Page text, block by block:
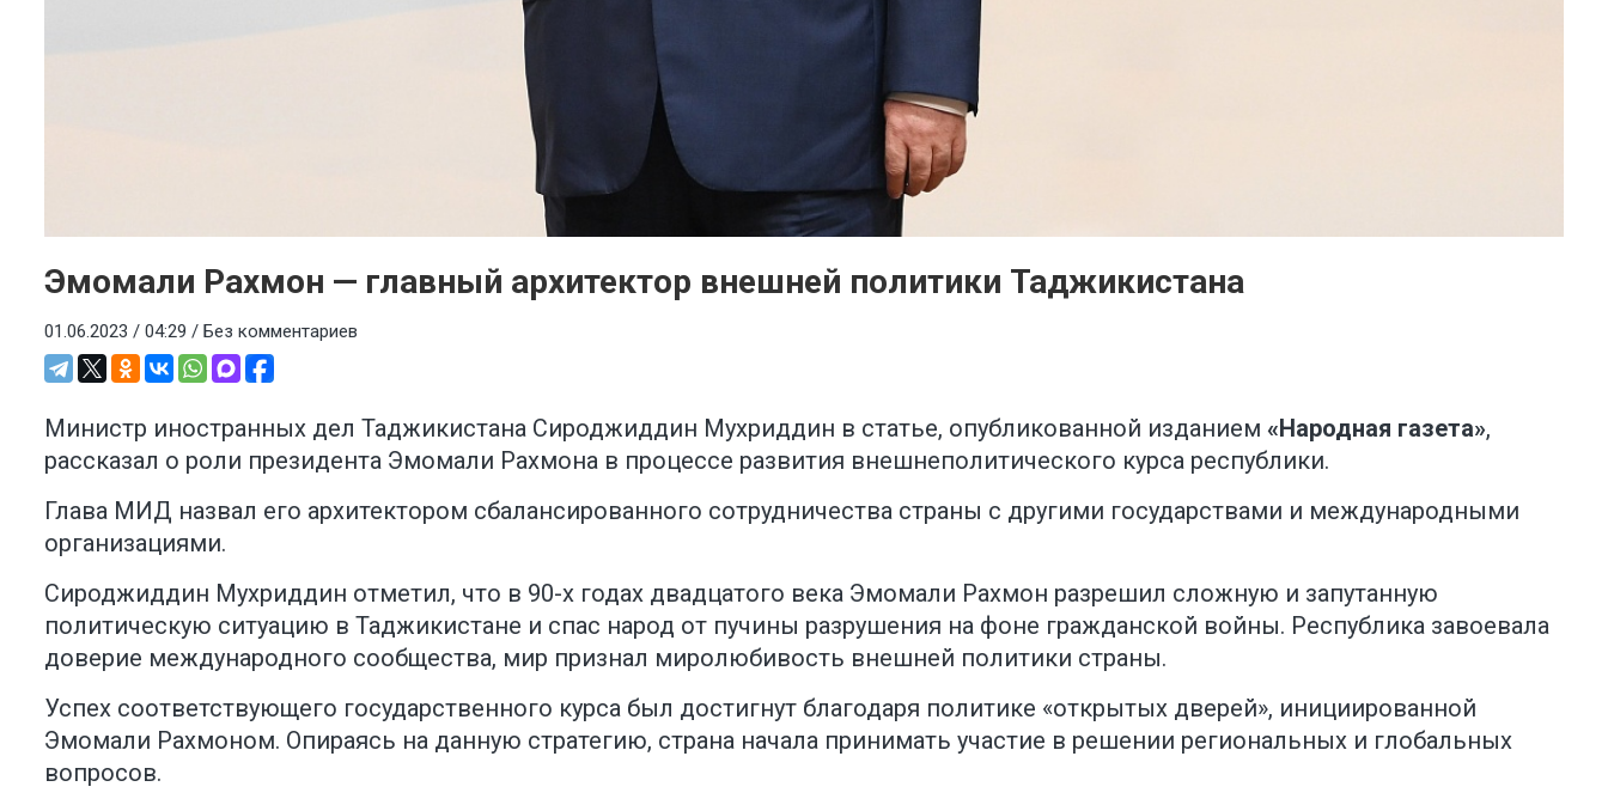
Эмомали Рахмон — главный архитектор внешней политики Таджикистана
01.06.2023 / 04:29 / Без комментариев
Министр иностранных дел Таджикистана Сироджиддин Мухриддин в статье, опубликованной изданием «Народная газета»,
рассказал о роли президента Эмомали Рахмона в процессе развития внешнеполитического курса республики.
Глава МИД назвал его архитектором сбалансированного сотрудничества страны с другими государствами и международными
организациями.
Сироджиддин Мухриддин отметил, что в 90-х годах двадцатого века Эмомали Рахмон разрешил сложную и запутанную
политическую ситуацию в Таджикистане и спас народ от пучины разрушения на фоне гражданской войны. Республика завоевала
доверие международного сообщества, мир признал миролюбивость внешней политики страны.
Успех соответствующего государственного курса был достигнут благодаря политике «открытых дверей», инициированной
Эмомали Рахмоном. Опираясь на данную стратегию, страна начала принимать участие в решении региональных и глобальных
вопросов.